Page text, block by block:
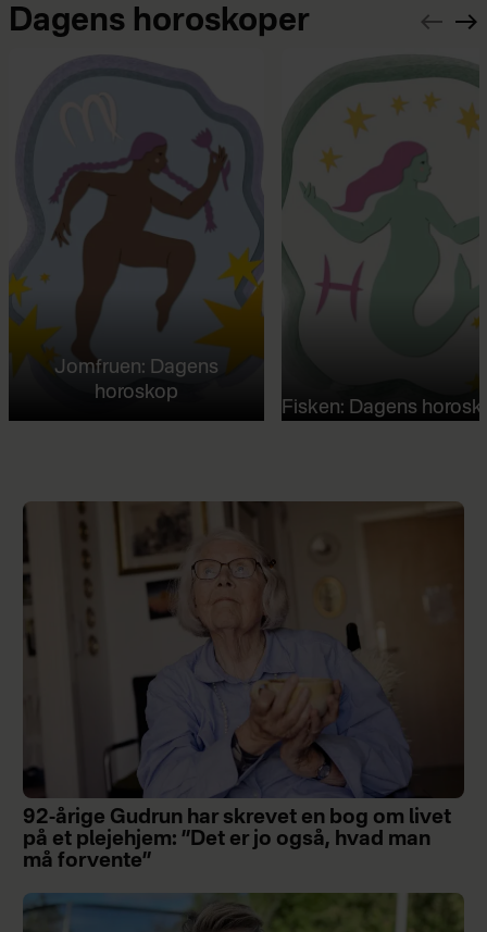
Dagens horoskoper
Jomfruen: Dagens
horoskop
Fisken: Dagens
92-årige Gudrun har skrevet en bog om livet
på et plejehjem: ”Det er jo også, hvad man
må forvente”